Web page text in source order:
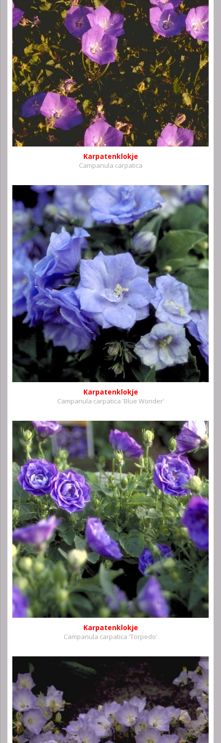
Karpatenklokje
Campanula carpatica
Karpatenklokje
Campanula carpatica 'Blue Wonder'
Karpatenklokje
Campanula carpatica 'Torpedo'